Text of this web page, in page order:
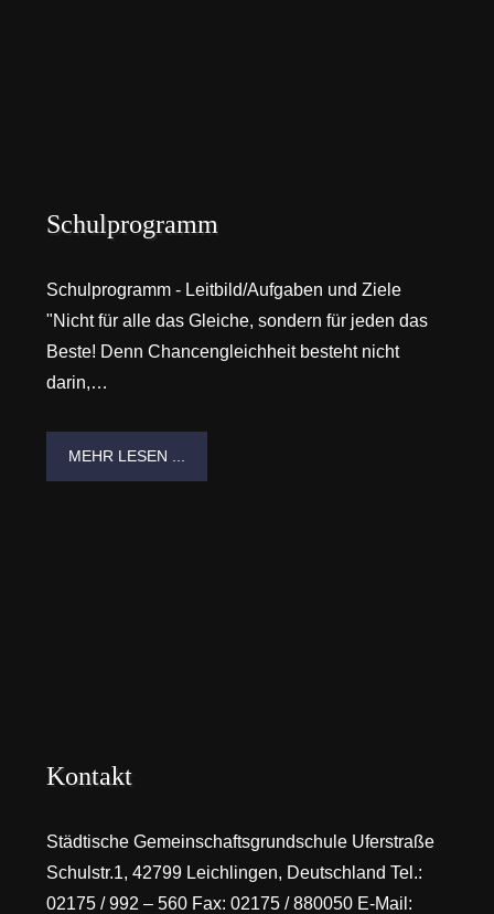
Schulprogramm
Schulprogramm - Leitbild/Aufgaben und Ziele
"Nicht für alle das Gleiche, sondern für jeden das
Beste! Denn Chancengleichheit besteht nicht
darin,…
MEHR LESEN ...
Kontakt
Städtische Gemeinschaftsgrundschule Uferstraße
Schulstr.1, 42799 Leichlingen, Deutschland Tel.:
02175 / 992 – 560 Fax: 02175 / 880050 E-Mail: